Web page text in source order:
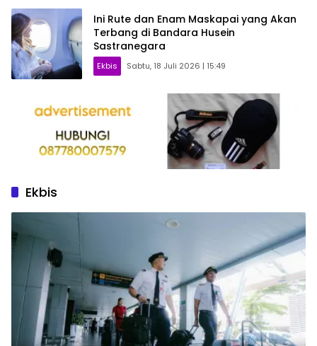
Ini Rute dan Enam Maskapai yang Akan
Terbang di Bandara Husein
Sastranegara
Ekbis Sabtu, 18 Juli 2026 | 15:49
Ekbis